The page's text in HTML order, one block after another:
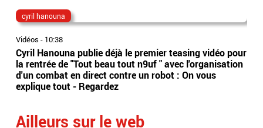
cyril hanouna
Vidéos - 10:38
Cyril Hanouna publie déjà le premier teasing vidéo pour
la rentrée de "Tout beau tout n9uf " avec l'organisation
d'un combat en direct contre un robot : On vous
explique tout - Regardez
Ailleurs sur le web